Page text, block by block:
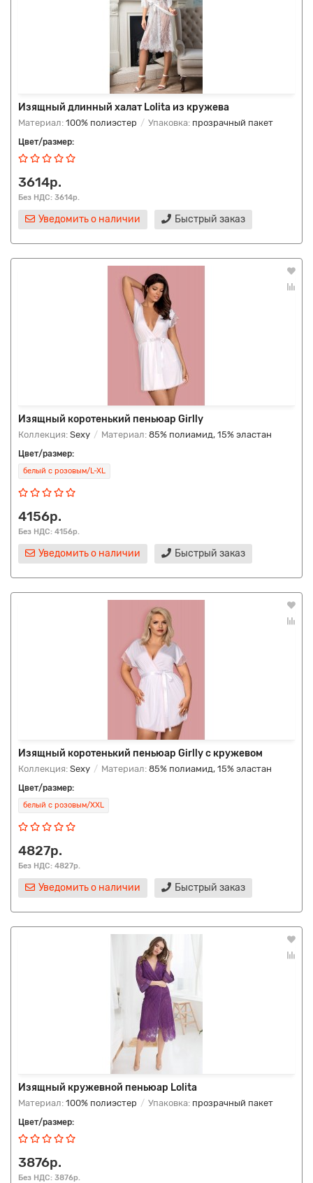
Изящный длинный халат Lolita из кружева
Материал: 100% полиэстер Упаковка: прозрачный пакет
Цвет/размер:
3614р.
Без НДС: 3614р.
Уведомить о наличии Быстрый заказ
Изящный коротенький пеньюар Girlly
Коллекция: Sexy Материал: 85% полиамид, 15% эластан
Цвет/размер:
белый с розовым/L-XL
4156р.
Без НДС: 4156р.
Уведомить о наличии Быстрый заказ
Изящный коротенький пеньюар Girlly с кружевом
Коллекция: Sexy Материал: 85% полиамид, 15% эластан
Цвет/размер:
белый с розовым/XXL
4827р.
Без НДС: 4827р.
Уведомить о наличии Быстрый заказ
Изящный кружевной пеньюар Lolita
Материал: 100% полиэстер Упаковка: прозрачный пакет
Цвет/размер:
3876р.
Без НДС: 3876р.